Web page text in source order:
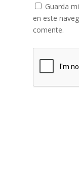
Guarda
en este
comente.